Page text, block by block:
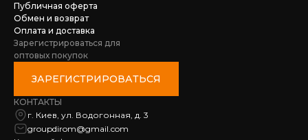
Публичная оферта
Обмен и возврат
Оплата и доставка
Зарегистрироваться для
оптовых покупок
ЗАРЕГИСТРИРОВАТЬСЯ
КОНТАКТЫ
г. Киев, ул. Водогонная, д. 3
groupdirom@gmail.com